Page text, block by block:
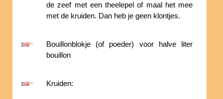
de zeef met een theelepel of maal het mee
met de kruiden. Dan heb je geen klontjes.
Bouillonblokje (of poeder) voor halve liter
bouillon
Kruiden: